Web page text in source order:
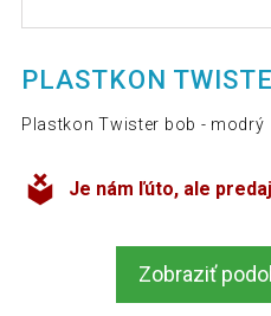
PLASTKON
Plastkon Twister bob - modrý
Je nám ľúto, ale
Zobraziť